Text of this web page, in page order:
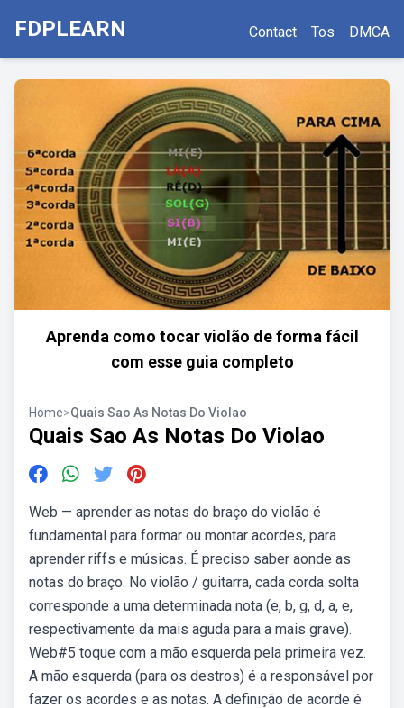
FDPLEARN Contact Tos DMCA
Aprenda como tocar violão de forma fácil
com esse guia completo
Home>Quais Sao As Notas Do Violao
Quais Sao As Notas Do Violao
Web — aprender as notas do braço do violão é
fundamental para formar ou montar acordes, para
aprender riffs e músicas. É preciso saber aonde as
notas do braço. No violão / guitarra, cada corda solta
corresponde a uma determinada nota (e, b, g, d, a, e,
respectivamente da mais aguda para a mais grave).
Web#5 toque com a mão esquerda pela primeira vez.
A mão esquerda (para os destros) é a responsável por
fazer os acordes e as notas. A definição de acorde é